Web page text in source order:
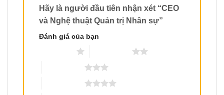
Hãy là người đầu tiên nhận xét “CEO
và Nghệ thuật Quản trị Nhân sự”
Đánh giá của bạn